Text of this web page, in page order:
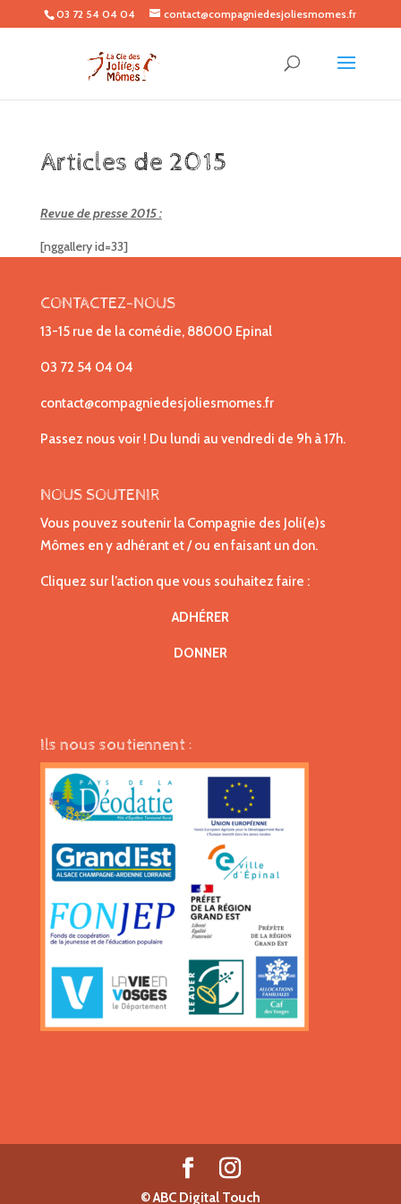
03 72 54 04 04 contact@compagniedesjoliesmomes.fr
Articles de 2015
Revue de presse 2015 :
[nggallery id=33]
CONTACTEZ-NOUS
13-15 rue de la comédie, 88000 Epinal
03 72 54 04 04
contact@compagniedesjoliesmomes.fr
Passez nous voir ! Du lundi au vendredi de 9h à 17h.
NOUS SOUTENIR
Vous pouvez soutenir la Compagnie des Joli(e)s
Mômes en y adhérant et / ou en faisant un don.
Cliquez sur l’action que vous souhaitez faire :
ADHÉRER
DONNER
Ils nous soutiennent :
©ABC Digital Touch